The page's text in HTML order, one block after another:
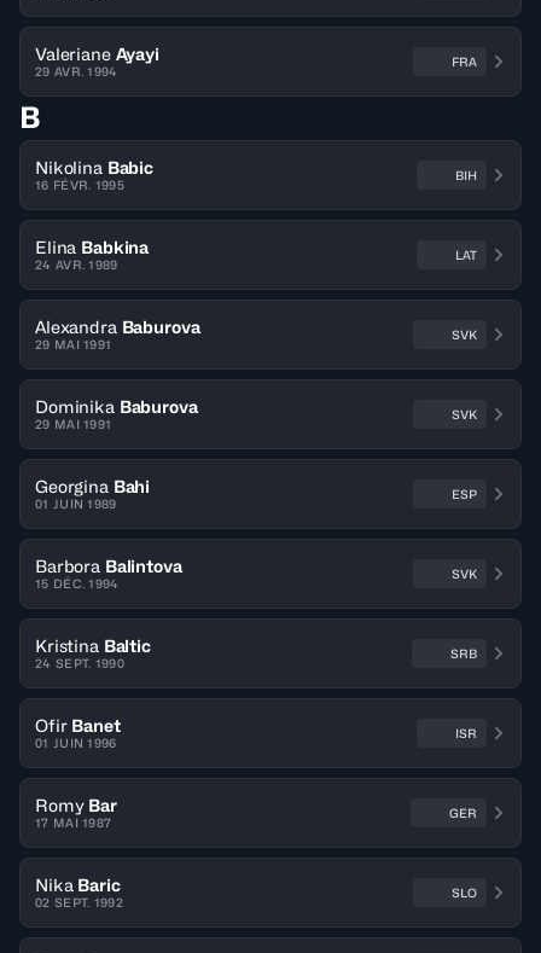
Valeriane Ayayi
29 AVR. 1994
FRA
B
Nikolina Babic
16 FÉVR. 1995
BIH
Elina Babkina
24 AVR. 1989
LAT
Alexandra Baburova
29 MAI 1991
SVK
Dominika Baburova
29 MAI 1991
SVK
Georgina Bahi
01 JUIN 1989
ESP
Barbora Balintova
15 DÉC. 1994
SVK
Kristina Baltic
24 SEPT. 1990
SRB
Ofir Banet
01 JUIN 1996
ISR
Romy Bar
17 MAI 1987
GER
Nika Baric
02 SEPT. 1992
SLO